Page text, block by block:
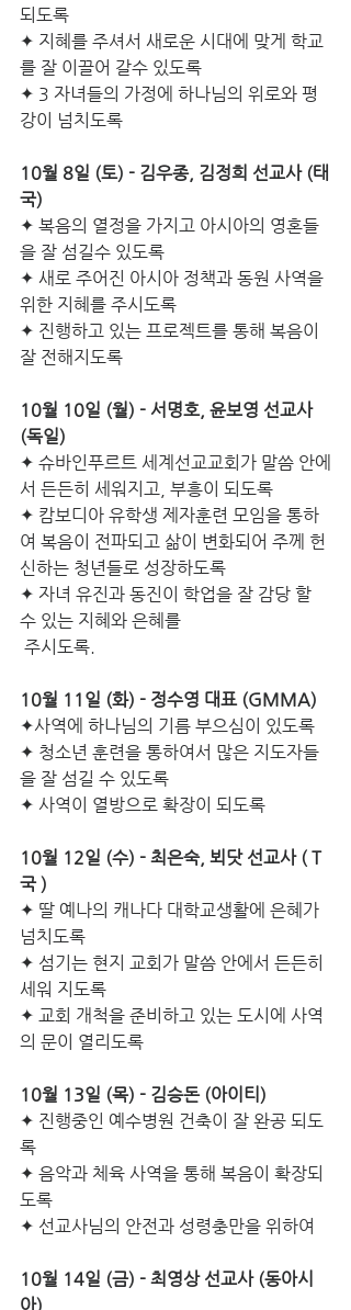
되도록
✦ 지혜를 주셔서 새로운 시대에 맞게 학교
를 잘 이끌어 갈수 있도록
✦ 3 자녀들의 가정에 하나님의 위로와 평
강이 넘치도록
10월 8일 (토) - 김우종, 김정희 선교사 (태
국)
✦ 복음의 열정을 가지고 아시아의 영혼들
을 잘 섬길수 있도록
✦ 새로 주어진 아시아 정책과 동원 사역을
위한 지혜를 주시도록
✦ 진행하고 있는 프로젝트를 통해 복음이
잘 전해지도록
10월 10일 (월) - 서명호, 윤보영 선교사
(독일)
✦ 슈바인푸르트 세계선교교회가 말씀 안에
서 든든히 세워지고, 부흥이 되도록
✦ 캄보디아 유학생 제자훈련 모임을 통하
여 복음이 전파되고 삶이 변화되어 주께 헌
신하는 청년들로 성장하도록
✦ 자녀 유진과 동진이 학업을 잘 감당 할
수 있는 지혜와 은혜를
주시도록.
10월 11일 (화) - 정수영 대표 (GMMA)
✦사역에 하나님의 기름 부으심이 있도록
✦ 청소년 훈련을 통하여서 많은 지도자들
을 잘 섬길 수 있도록
✦ 사역이 열방으로 확장이 되도록
10월 12일 (수) - 최은숙, 뵈닷 선교사 ( T
국 )
✦ 딸 예나의 캐나다 대학교생활에 은혜가
넘치도록
✦ 섬기는 현지 교회가 말씀 안에서 든든히
세워 지도록
✦ 교회 개척을 준비하고 있는 도시에 사역
의 문이 열리도록
10월 13일 (목) - 김승돈 (아이티)
✦ 진행중인 예수병원 건축이 잘 완공 되도
록
✦ 음악과 체육 사역을 통해 복음이 확장되
도록
✦ 선교사님의 안전과 성령충만을 위하여
10월 14일 (금)­ - 최영상 선교사 (동아시
아)